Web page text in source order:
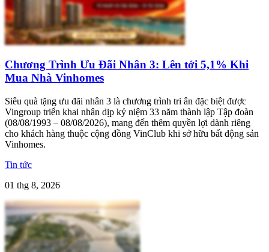
Chương Trình Ưu Đãi Nhân 3: Lên tới 5,1% Khi
Mua Nhà Vinhomes
Siêu quà tặng ưu đãi nhân 3 là chương trình tri ân đặc biệt được
Vingroup triển khai nhân dịp kỷ niệm 33 năm thành lập Tập đoàn
(08/08/1993 – 08/08/2026), mang đến thêm quyền lợi dành riêng
cho khách hàng thuộc cộng đồng VinClub khi sở hữu bất động sản
Vinhomes.
Tin tức
01 thg 8, 2026